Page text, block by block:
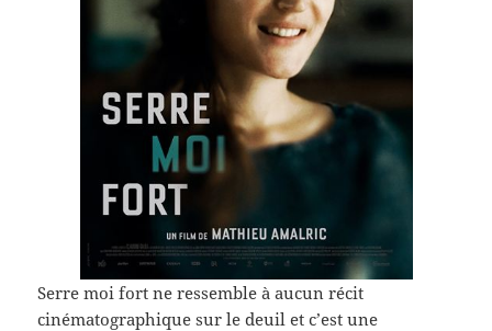
Serre moi fort ne ressemble à aucun récit
cinématographique sur le deuil et c’est une